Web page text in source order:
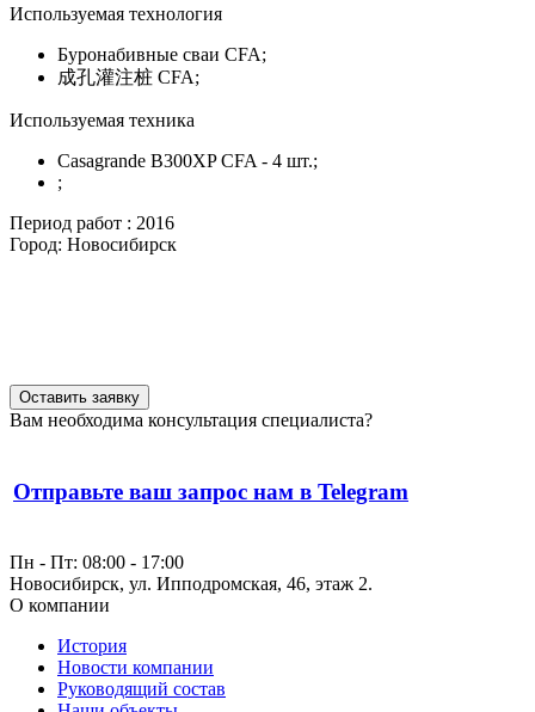
Используемая технология
Буронабивные сваи CFA;
成孔灌注桩 CFA;
Используемая техника
Casagrande B300XP CFA - 4 шт.;
;
Период работ : 2016
Город: Новосибирск
Оставить заявку
Вам необходима консультация специалиста?
Отправьте ваш запрос нам в Telegram
Пн - Пт: 08:00 - 17:00
Новосибирск, ул. Ипподромская, 46, этаж 2.
О компании
История
Новости компании
Руководящий состав